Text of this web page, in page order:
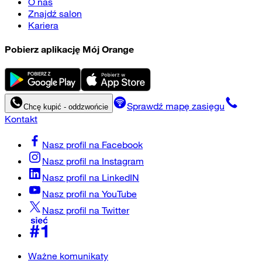
Znajdź salon
Kariera
Pobierz aplikację Mój Orange
Chcę kupić - oddzwońcie
Sprawdź mapę zasięgu
Kontakt
Nasz profil na Facebook
Nasz profil na Instagram
Nasz profil na LinkedIN
Nasz profil na YouTube
Nasz profil na Twitter
Ważne komunikaty